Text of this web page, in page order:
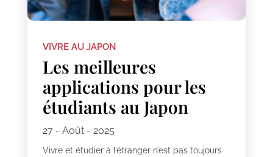
VIVRE AU JAPON
Les meilleures
applications pour les
étudiants au Japon
27 - Août - 2025
Vivre et étudier à l’étranger n’est pas toujours